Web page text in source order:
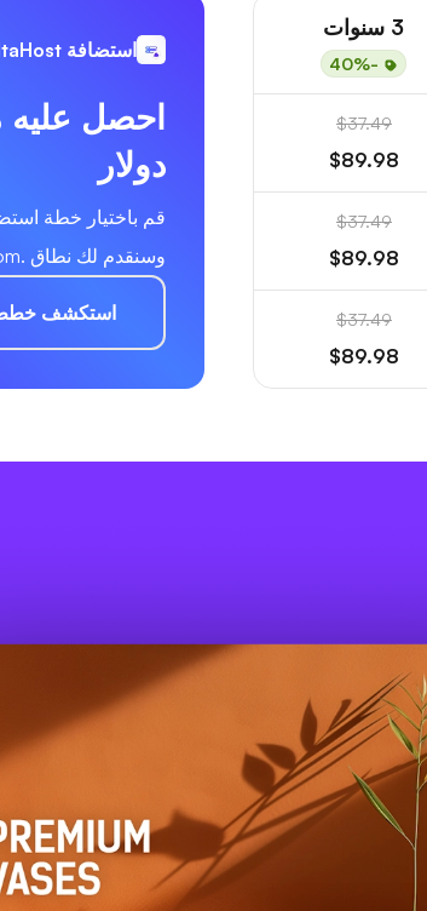
3 سنوات
-40%
$37.49
$89.98
$37.49
$89.98
$37.49
$89.98
استضافة UltaHost
دولار
وسنقدم لك نطاق .com مجانًا!
استكشف خطط